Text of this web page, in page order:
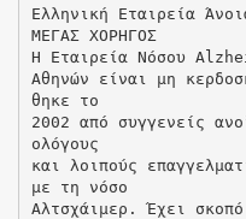
Ελληνική Εταιρεία
ΜΕΓΑΣ XOΡΗΓΟΣ
H Εταιρεία Νόσου
Αθηνών είναι μη
θηκε το
2002 από συγγενείς
ολόγους
και λοιπούς
με τη νόσο
Αλτσχάιμερ. Έχει